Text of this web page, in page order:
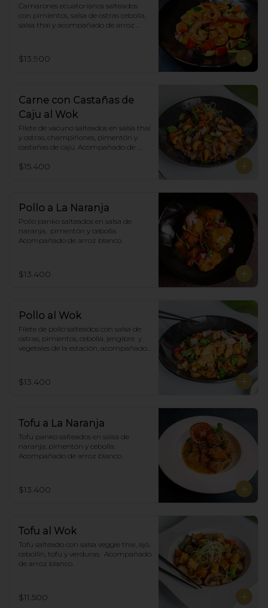
Camarones ecuatorianos salteados
con pimientos, salsa de ostras cebolla,
salsa thai y acompañado de arroz
$13.900
Carne con Castañas de
Caju al Wok
Filete de vacuno salteados en salsa thai
y ostras, champiñones, pimentón y
castañas de cajú. Acompañado de
$15.400
Pollo a La Naranja
Pollo panko salteados en salsa de
naranja,  pimentón y cebolla.
Acompañado de arroz blanco.
$13.400
Pollo al Wok
Filete de pollo salteados con salsa de
ostras, pimientos, cebolla, jengibre  y
vegetales de la estación, acompañado
$13.400
Tofu a La Naranja
Tofu panko salteados en salsa de
naranja, pimentón y cebolla.
Acompañado de arroz blanco.
$13.400
Tofu al Wok
Tofu salteado con salsa veggie thai, ajó,
cebollín, tofu y verduras.  Acompañado
de arroz blanco.
$11.500